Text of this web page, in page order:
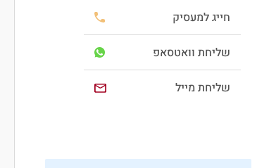
חייג למעסיק
שליחת וואטסאפ
שליחת מייל